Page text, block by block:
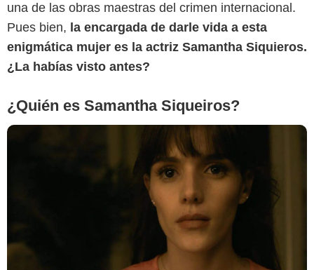
una de las obras maestras del crimen internacional.
Pues bien, la encargada de darle vida a esta
enigmática mujer es la actriz Samantha Siquieros.
¿La habías visto antes?
¿Quién es Samantha Siqueiros?